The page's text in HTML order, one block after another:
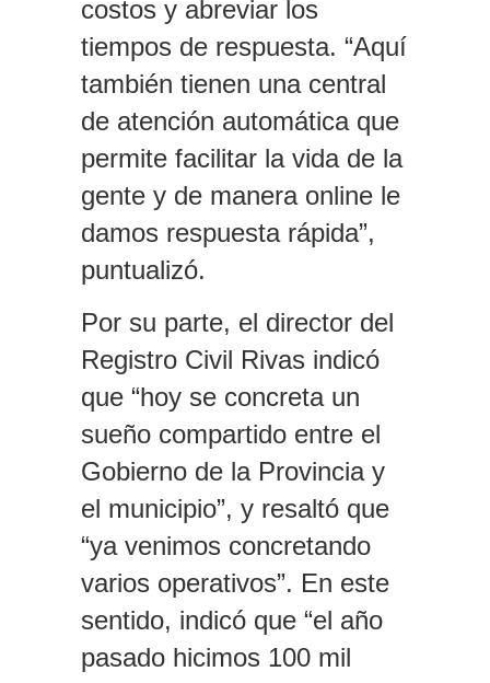
costos y abreviar los
tiempos de respuesta. “Aquí
también tienen una central
de atención automática que
permite facilitar la vida de la
gente y de manera online le
damos respuesta rápida”,
puntualizó.
Por su parte, el director del
Registro Civil Rivas indicó
que “hoy se concreta un
sueño compartido entre el
Gobierno de la Provincia y
el municipio”, y resaltó que
“ya venimos concretando
varios operativos”. En este
sentido, indicó que “el año
pasado hicimos 100 mil